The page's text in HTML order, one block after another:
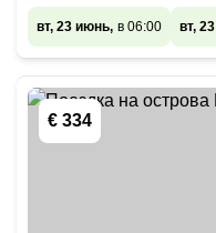
вт, 23 июнь, в 06:00 вт,
€ 334